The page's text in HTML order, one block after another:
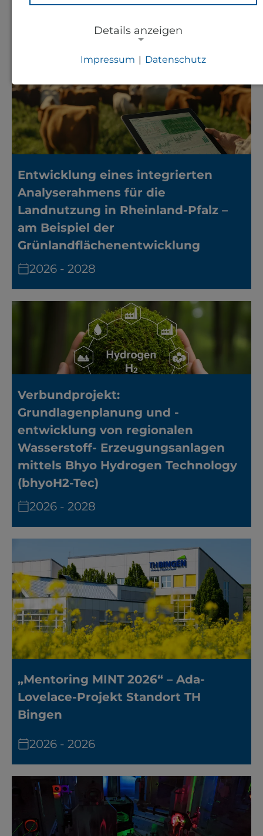
skalie-ren“
2026 - 2028
Entwicklung eines integrierten
Analyserahmens für die
Landnutzung in Rheinland-Pfalz –
am Beispiel der
Grünlandflächenentwicklung
2026 - 2028
Verbundprojekt:
Grundlagenplanung und -
entwicklung von regionalen
Wasserstoff- Erzeugungsanlagen
mittels Bhyo Hydrogen Technology
(bhyoH2-Tec)
2026 - 2028
„Mentoring MINT 2026“ – Ada-
Lovelace-Projekt Standort TH
Bingen
2026 - 2026
Details anzeigen
Notwendige Cookies zur Session-
Verwaltung und für die generelle
Funktionalität der Seite (immer
notwendig).
EXTERNE MEDIEN
Seitenspezifische Erfassung von
Benutzerdaten durch
Drittanbieter, bspw. über das
Einbinden externer Videos,
Standortdaten oder
Stellenanzeigen.
YouTube
ChatBot
Impressum | Datenschutz